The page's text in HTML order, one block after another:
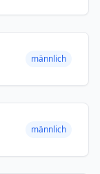
männlich
männlich